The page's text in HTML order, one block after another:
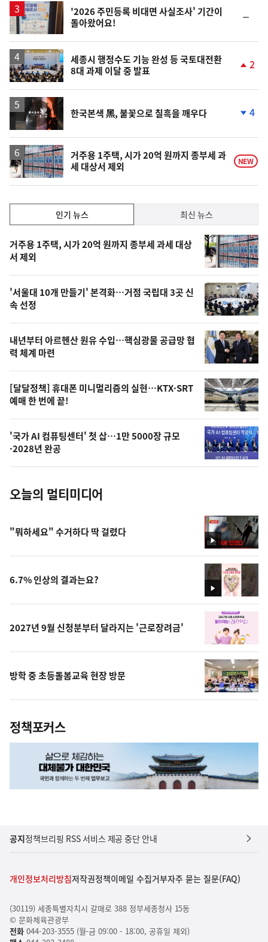
'2026 주민등록 비대면 사실조사' 기간이
돌아왔어요!
일
세종시 행정수도 기능 완성 등 국토대전환
8대 과제 이달 중 발표
상
2
영
상
한국본색 黑, 불꽃으로 칠흑을 깨우다
하
락
4
거주용 1주택, 시가 20억 원까지 종부세 과
세 대상서 제외
NEW
기,
최
신,
오
늘
의
영
상
오
늘
의
사
진
인기 뉴스 최신 뉴스
기
뉴
스
거주용 1주택, 시가 20억 원까지 종부세 과세 대상
서 제외
'서울대 10개 만들기' 본격화…거점 국립대 3곳 신
속 선정
내년부터 아르헨산 원유 수입…핵심광물 공급망 협
력 체계 마련
[달달정책] 휴대폰 미니멀리즘의 실현…KTX·SRT
예매 한 번에 끝!
'국가 AI 컴퓨팅센터' 첫 삽…1만 5000장 규모
·2028년 완공
오늘의 멀티미디어
영
상
"뭐하세요" 수거하다 딱 걸렸다
영
상
6.7% 인상의 결과는요?
2027년 9월 신청분부터 달라지는 '근로장려금'
방학 중 초등돌봄교육 현장 방문
정책포커스
공지정책브리핑 RSS 서비스 제공 중단 안내
개인정보처리방침저작권정책이메일 수집거부자주 묻는 질문(FAQ)
(30119) 세종특별자치시 갈매로 388 정부세종청사 15동
© 문화체육관광부
전화044-203-3555 (월-금 09:00 - 18:00, 공휴일 제외)